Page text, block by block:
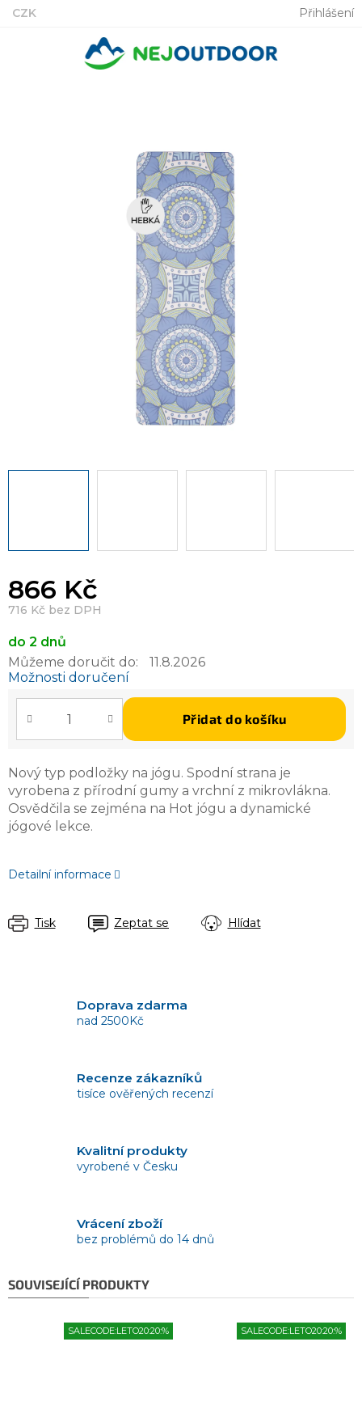
Přejít
CZK Přihlášení
866 Kč
716 Kč bez DPH
do 2 dnů
Můžeme doručit do:
11.8.2026
Možnosti doručení
Přidat do košíku
Nový typ podložky na jógu. Spodní strana je
vyrobena z přírodní gumy a vrchní z mikrovlákna.
Osvědčila se zejména na Hot jógu a dynamické
jógové lekce.
Detailní informace
Tisk Zeptat se Hlídat
Doprava zdarma
nad 2500Kč
Recenze zákazníků
tisíce ověřených recenzí
Kvalitní produkty
vyrobené v Česku
Vrácení zboží
bez problémů do 14 dnů
SOUVISEJÍCÍ PRODUKTY
SALECODE:LETO20:20:% SALECODE:LETO20:20:%